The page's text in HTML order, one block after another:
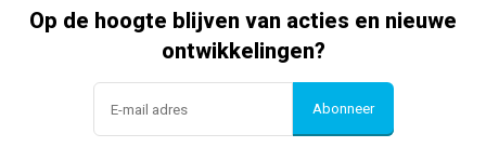
Op de hoogte blijven van acties en nieuwe
ontwikkelingen?
Abonneer